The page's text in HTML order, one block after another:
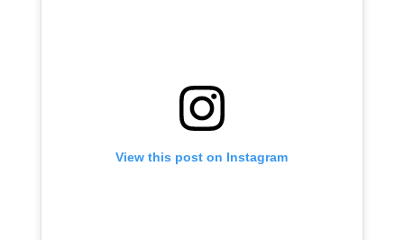
View this post on Instagram